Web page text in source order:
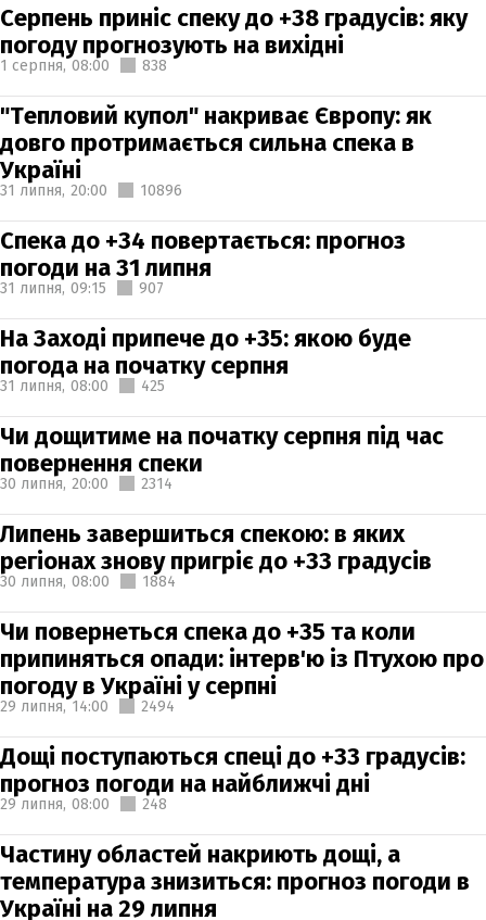
Серпень приніс спеку до +38 градусів: яку
погоду прогнозують на вихідні
1 серпня, 08:00 838
"Тепловий купол" накриває Європу: як
довго протримається сильна спека в
Україні
31 липня, 20:00 10896
Спека до +34 повертається: прогноз
погоди на 31 липня
31 липня, 09:15 907
На Заході припече до +35: якою буде
погода на початку серпня
31 липня, 08:00 425
Чи дощитиме на початку серпня під час
повернення спеки
30 липня, 20:00 2314
Липень завершиться спекою: в яких
регіонах знову пригріє до +33 градусів
30 липня, 08:00 1884
Чи повернеться спека до +35 та коли
припиняться опади: інтерв'ю із Птухою про
погоду в Україні у серпні
29 липня, 14:00 2494
Дощі поступаються спеці до +33 градусів:
прогноз погоди на найближчі дні
29 липня, 08:00 248
Частину областей накриють дощі, а
температура знизиться: прогноз погоди в
Україні на 29 липня